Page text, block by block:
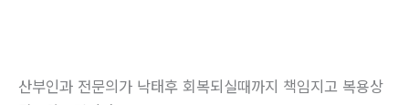
산부인과 전문의가 낙태후 회복되실때까지 책임지고 복용상